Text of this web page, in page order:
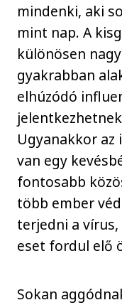
mindenki, aki
mint nap. A
különösen
gyakrabban
elhúzódó
Ugyanakkor
van egy
fontosabb
több ember
terjedni a
eset fordul elő
Sokan